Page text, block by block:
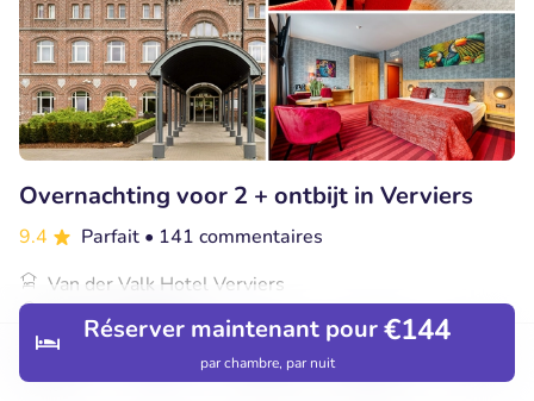
Restaurants Réservations
Réserver maintenant pour€144
par chambre, par nuit
Overnachting voor 2 + ontbijt in Verviers
9.4 Parfait • 141 commentaires
Van der Valk Hotel Verviers
Verviers (20km)